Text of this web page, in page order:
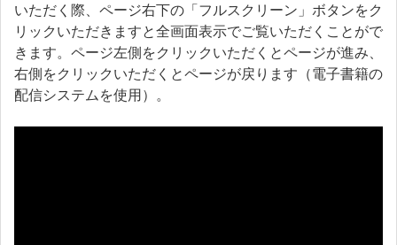
いただく際、ページ右下の「フルスクリーン」ボタンをク
リックいただきますと全画面表示でご覧いただくことがで
きます。ページ左側をクリックいただくとページが進み、
右側をクリックいただくとページが戻ります（電子書籍の
配信システムを使用）。